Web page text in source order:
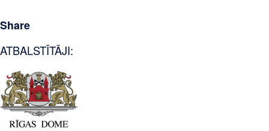
Share
ATBALSTĪTĀJI: